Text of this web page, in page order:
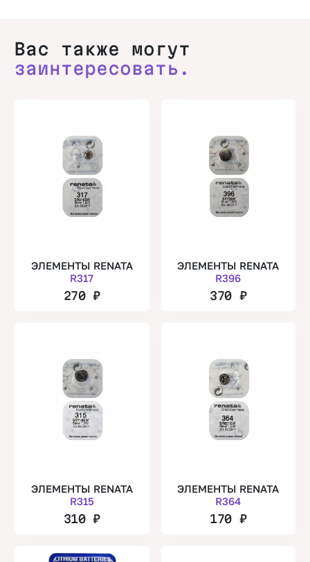
Вас также могут
заинтересовать.
ЭЛЕМЕНТЫ RENATA
R317
270₽
ЭЛЕМЕНТЫ RENATA
R396
370 ₽
ЭЛЕМЕНТЫ RENATA
R315
310₽
ЭЛЕМЕНТЫ RENATA
R364
170 ₽